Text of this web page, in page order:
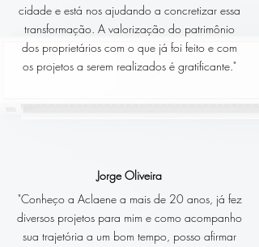
cidade e está nos ajudando a concretizar essa
transformação. A valorização do patrimônio
dos proprietários com o que já foi feito e com
os projetos a serem realizados é gratificante."
Jorge Oliveira
"Conheço a Aclaene a mais de 20 anos, já fez
diversos projetos para mim e como acompanho
sua trajetória a um bom tempo, posso afirmar